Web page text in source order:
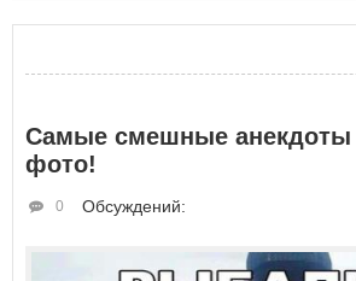
Самые смешные анекдоты
фото!
Обсуждений:
0